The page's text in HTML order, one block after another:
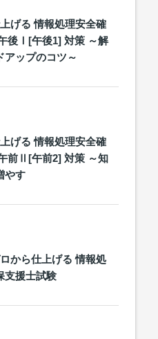
げる 情報処理安全確
後Ⅰ[午後1] 対策 ～解
アップのコツ～
げる 情報処理安全確
前Ⅱ[午前2] 対策 ～知
やす
から仕上げる 情報処
支援士試験